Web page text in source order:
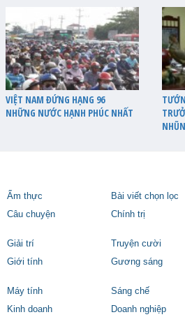
VIỆT NAM ĐỨNG HẠNG 96
NHỮNG NƯỚC HẠNH PHÚC NHẤT
Ẩm thực Bài viết chọn lọc
Câu chuyện
Chính trị
Giải trí
Truyện cười
Giới tính
Gương sáng
Máy tính
Sáng chế
Kinh doanh
Doanh nghiệp